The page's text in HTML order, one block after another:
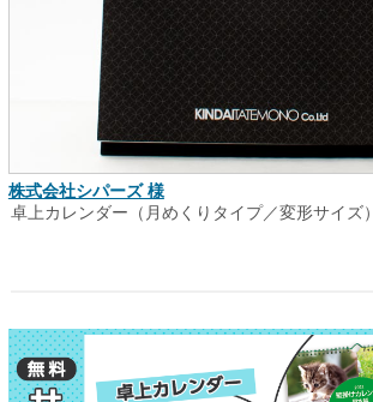
株式会社シパーズ 様
卓上カレンダー（月めくりタイプ／変形サイズ）